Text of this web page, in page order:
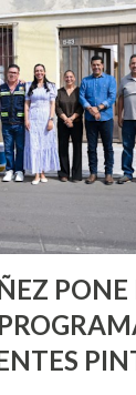
hay
que
relaciones
increíble y no
cualquier
es mejor
PONE